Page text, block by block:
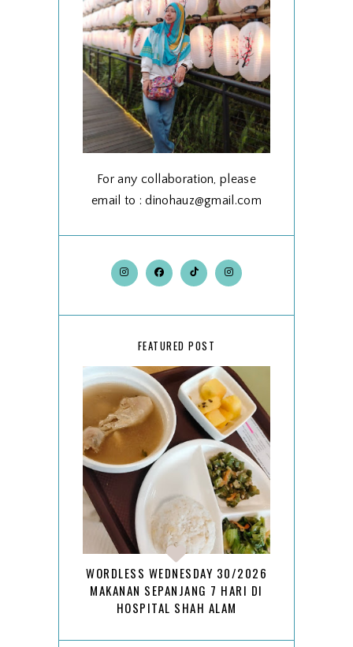
For any collaboration, please
email to : dinohauz@gmail.com
FEATURED POST
WORDLESS WEDNESDAY 30/2026
MAKANAN SEPANJANG 7 HARI DI
HOSPITAL SHAH ALAM